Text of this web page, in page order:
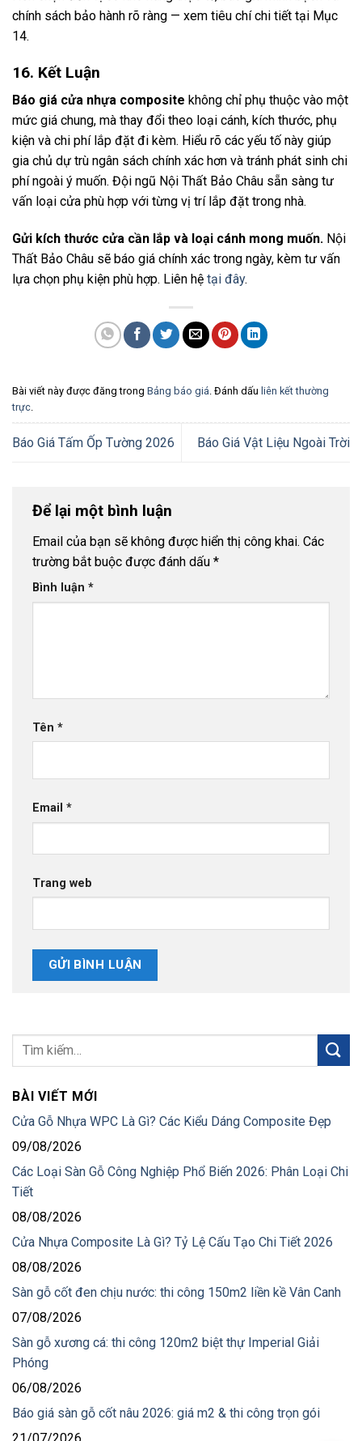
chính sách bảo hành rõ ràng — xem tiêu chí chi tiết tại Mục
14.
16. Kết Luận
Báo giá cửa nhựa composite không chỉ phụ thuộc vào một
mức giá chung, mà thay đổi theo loại cánh, kích thước, phụ
kiện và chi phí lắp đặt đi kèm. Hiểu rõ các yếu tố này giúp
gia chủ dự trù ngân sách chính xác hơn và tránh phát sinh chi
phí ngoài ý muốn. Đội ngũ Nội Thất Bảo Châu sẵn sàng tư
vấn loại cửa phù hợp với từng vị trí lắp đặt trong nhà.
Gửi kích thước cửa cần lắp và loại cánh mong muốn. Nội
Thất Bảo Châu sẽ báo giá chính xác trong ngày, kèm tư vấn
lựa chọn phụ kiện phù hợp. Liên hệ tại đây.
Bài viết này được đăng trong Bảng báo giá. Đánh dấu liên kết thường
trực.
Báo Giá Tấm Ốp Tường 2026 Báo Giá Vật Liệu Ngoài Trời
Để lại một bình luận
Email của bạn sẽ không được hiển thị công khai. Các
trường bắt buộc được đánh dấu *
Bình luận *
Tên *
Email *
Trang web
BÀI VIẾT MỚI
Cửa Gỗ Nhựa WPC Là Gì? Các Kiểu Dáng Composite Đẹp
09/08/2026
Các Loại Sàn Gỗ Công Nghiệp Phổ Biến 2026: Phân Loại Chi
Tiết
08/08/2026
Cửa Nhựa Composite Là Gì? Tỷ Lệ Cấu Tạo Chi Tiết 2026
08/08/2026
Sàn gỗ cốt đen chịu nước: thi công 150m2 liền kề Vân Canh
07/08/2026
Sàn gỗ xương cá: thi công 120m2 biệt thự Imperial Giải
Phóng
06/08/2026
Báo giá sàn gỗ cốt nâu 2026: giá m2 & thi công trọn gói